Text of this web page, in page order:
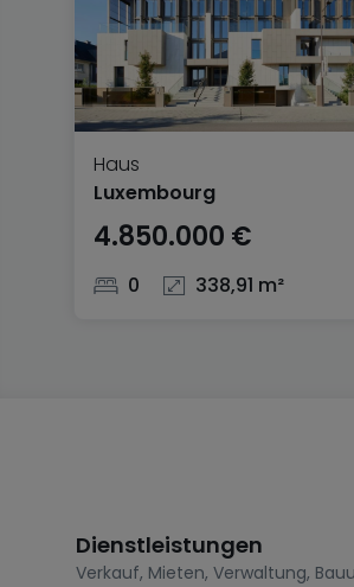
Haus
Luxembourg
4.850.000 €
0 338,91 m²
Dienstleistungen
Verkauf, Mieten, Verwaltung,